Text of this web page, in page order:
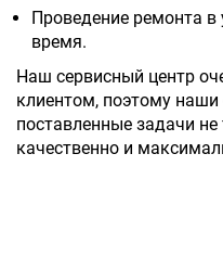
Проведение ремонта
время.
Наш сервисный центр
клиентом, поэтому
поставленные задачи
качественно и